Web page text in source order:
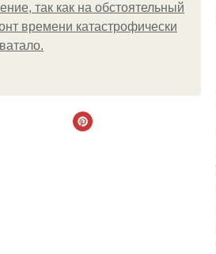
так как на обстоятельный
времени катастрофически